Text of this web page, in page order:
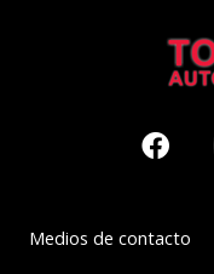
Medios de contacto